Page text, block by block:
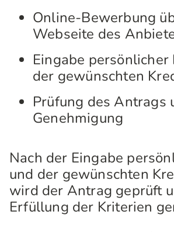
Online-Bewerbung
Webseite des
Eingabe persönlicher
der gewünschten
Prüfung des Antrags
Genehmigung
Nach der Eingabe
und der gewünschten
wird der Antrag geprüft
Erfüllung der Kriterien